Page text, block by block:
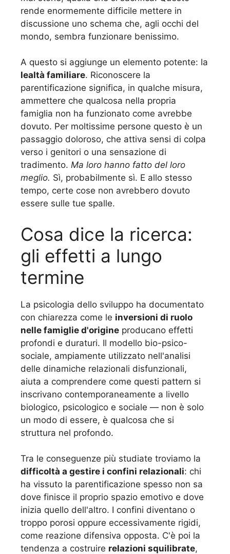
rende enormemente difficile mettere in
discussione uno schema che, agli occhi del
mondo, sembra funzionare benissimo.
A questo si aggiunge un elemento potente: la
lealtà familiare. Riconoscere la
parentificazione significa, in qualche misura,
ammettere che qualcosa nella propria
famiglia non ha funzionato come avrebbe
dovuto. Per moltissime persone questo è un
passaggio doloroso, che attiva sensi di colpa
verso i genitori o una sensazione di
tradimento. Ma loro hanno fatto del loro
meglio. Sì, probabilmente sì. E allo stesso
tempo, certe cose non avrebbero dovuto
essere sulle tue spalle.
Cosa dice la ricerca:
gli effetti a lungo
termine
La psicologia dello sviluppo ha documentato
con chiarezza come le inversioni di ruolo
nelle famiglie d'origine producano effetti
profondi e duraturi. Il modello bio-psico-
sociale, ampiamente utilizzato nell'analisi
delle dinamiche relazionali disfunzionali,
aiuta a comprendere come questi pattern si
inscrivano contemporaneamente a livello
biologico, psicologico e sociale — non è solo
un modo di essere, è qualcosa che si
struttura nel profondo.
Tra le conseguenze più studiate troviamo la
difficoltà a gestire i confini relazionali: chi
ha vissuto la parentificazione spesso non sa
dove finisce il proprio spazio emotivo e dove
inizia quello dell'altro. I confini diventano o
troppo porosi oppure eccessivamente rigidi,
come reazione difensiva opposta. C'è poi la
tendenza a costruire relazioni squilibrate,